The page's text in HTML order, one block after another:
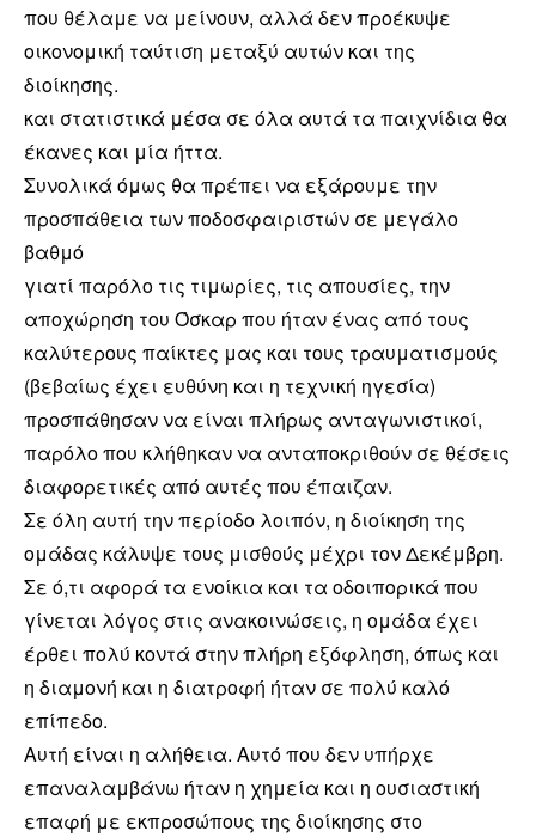
που θέλαμε να μείνουν, αλλά δεν προέκυψε
οικονομική ταύτιση μεταξύ αυτών και της
διοίκησης.
και στατιστικά μέσα σε όλα αυτά τα παιχνίδια θα
έκανες και μία ήττα.
Συνολικά όμως θα πρέπει να εξάρουμε την
προσπάθεια των ποδοσφαιριστών σε μεγάλο
βαθμό
γιατί παρόλο τις τιμωρίες, τις απουσίες, την
αποχώρηση του Όσκαρ που ήταν ένας από τους
καλύτερους παίκτες μας και τους τραυματισμούς
(βεβαίως έχει ευθύνη και η τεχνική ηγεσία)
προσπάθησαν να είναι πλήρως ανταγωνιστικοί,
παρόλο που κλήθηκαν να ανταποκριθούν σε θέσεις
διαφορετικές από αυτές που έπαιζαν.
Σε όλη αυτή την περίοδο λοιπόν, η διοίκηση της
ομάδας κάλυψε τους μισθούς μέχρι τον Δεκέμβρη.
Σε ό,τι αφορά τα ενοίκια και τα οδοιπορικά που
γίνεται λόγος στις ανακοινώσεις, η ομάδα έχει
έρθει πολύ κοντά στην πλήρη εξόφληση, όπως και
η διαμονή και η διατροφή ήταν σε πολύ καλό
επίπεδο.
Αυτή είναι η αλήθεια. Αυτό που δεν υπήρχε
επαναλαμβάνω ήταν η χημεία και η ουσιαστική
επαφή με εκπροσώπους της διοίκησης στο